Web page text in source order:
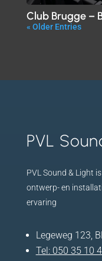
Club Brugge –
« Older Entries
PVL
PVL Sound & Light
ontwerp- en
ervaring
Legeweg 123,
Tel: 050 35 10